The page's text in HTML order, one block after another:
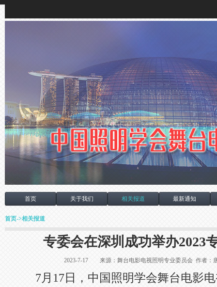
首页 关于我们 相关报道 最新通知
首页->相关报道
专委会在深圳成功举办2023
2023-7-17 来源：舞台电影电视照明专业委员会 作
7月17日，中国照明学会舞台电影电